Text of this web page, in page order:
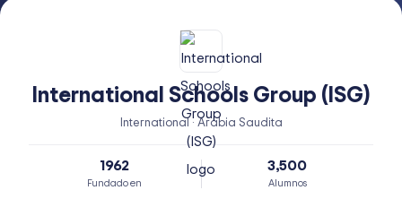
International Schools Group (ISG)
International · Arabia Saudita
1962
Fundado en
3,500
Alumnos